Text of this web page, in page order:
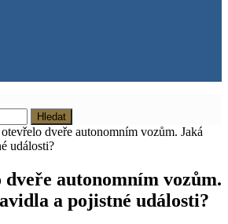
dveře autonomním vozům. Jaká
události?
dveře autonomním vozům.
a pojistné události?